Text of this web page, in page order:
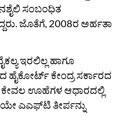
ಸಂಬಂಧಿತ
ಜೊತೆಗೆ, 2008ರ ಅರ್ಹತಾ
ಇರಲಿಲ್ಲ ಹಾಗೂ
ಹೈಕೋರ್ಟ್‌ ಕೇಂದ್ರ ಸರ್ಕಾರದ
ಕೇವಲ ಊಹೆಗಳ ಆಧಾರದಲ್ಲಿ
ಎಎಫ್‌ಟಿ ತೀರ್ಪನ್ನು